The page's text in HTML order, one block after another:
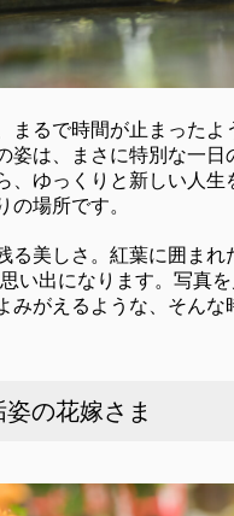
まるで時間が止まったよ
姿は、まさに特別な一日
、ゆっくりと新しい人
の場所です。
る美しさ。紅葉に囲まれ
い出になります。写真
みがえるような、そんな
の花嫁さま